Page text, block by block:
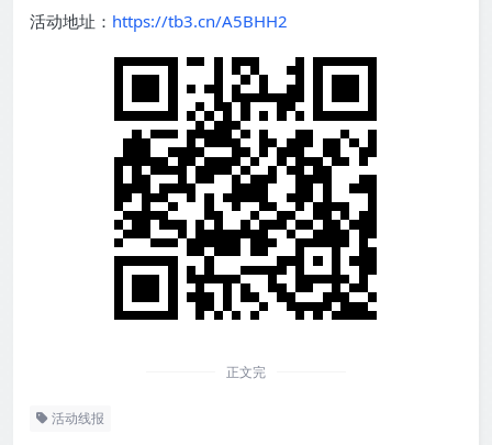
活动地址： https://tb3.cn/A5BHH2
正文完
活动线报